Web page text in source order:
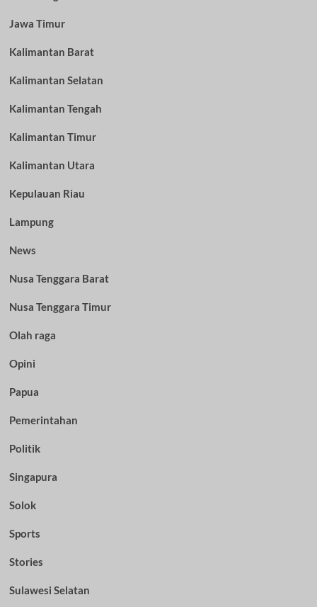
Jawa Timur
Kalimantan Barat
Kalimantan Selatan
Kalimantan Tengah
Kalimantan Timur
Kalimantan Utara
Kepulauan Riau
Lampung
News
Nusa Tenggara Barat
Nusa Tenggara Timur
Olah raga
Opini
Papua
Pemerintahan
Politik
Singapura
Solok
Sports
Stories
Sulawesi Selatan